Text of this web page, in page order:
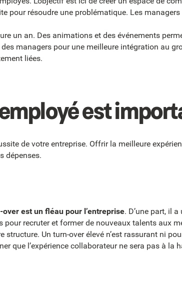
pour résoudre une problématique. Les
un an. Des animations et des événements
managers pour une meilleure intégration au
liées.
est
de votre entreprise. Offrir la meilleure
dépenses.
over est un fléau pour l’entreprise. D’une part, il
recruter et former de nouveaux talents aux
structure. Un turn-over élevé n’est rassurant ni
que l’expérience collaborateur ne sera pas à la